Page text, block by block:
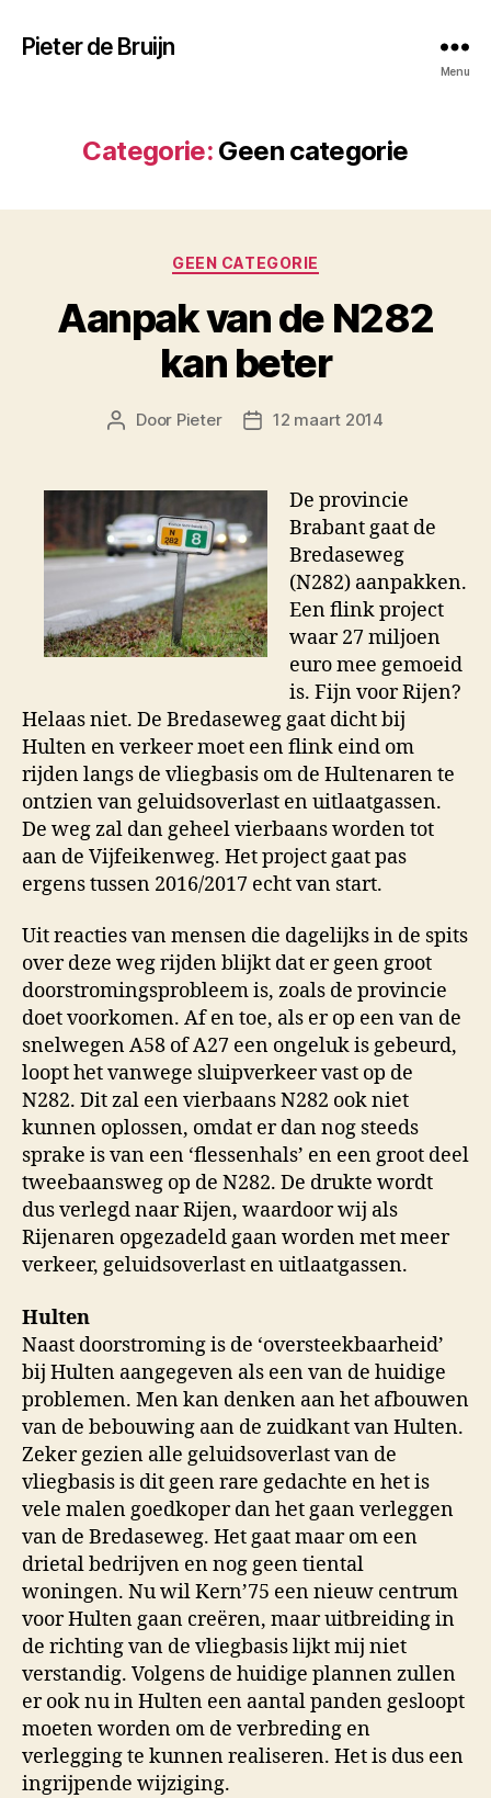
Pieter de Bruijn
Menu
Categorie: Geen categorie
Categorieën
GEEN CATEGORIE
Aanpak van de N282
kan beter
Berichtauteur
Door Pieter Berichtdatum
12 maart 2014
De provincie
Brabant gaat de
Bredaseweg
(N282) aanpakken.
Een flink project
waar 27 miljoen
euro mee gemoeid
is. Fijn voor Rijen?
Helaas niet. De Bredaseweg gaat dicht bij
Hulten en verkeer moet een flink eind om
rijden langs de vliegbasis om de Hultenaren te
ontzien van geluidsoverlast en uitlaatgassen.
De weg zal dan geheel vierbaans worden tot
aan de Vijfeikenweg. Het project gaat pas
ergens tussen 2016/2017 echt van start.
Uit reacties van mensen die dagelijks in de spits
over deze weg rijden blijkt dat er geen groot
doorstromingsprobleem is, zoals de provincie
doet voorkomen. Af en toe, als er op een van de
snelwegen A58 of A27 een ongeluk is gebeurd,
loopt het vanwege sluipverkeer vast op de
N282. Dit zal een vierbaans N282 ook niet
kunnen oplossen, omdat er dan nog steeds
sprake is van een ‘flessenhals’ en een groot deel
tweebaansweg op de N282. De drukte wordt
dus verlegd naar Rijen, waardoor wij als
Rijenaren opgezadeld gaan worden met meer
verkeer, geluidsoverlast en uitlaatgassen.
Hulten
Naast doorstroming is de ‘oversteekbaarheid’
bij Hulten aangegeven als een van de huidige
problemen. Men kan denken aan het afbouwen
van de bebouwing aan de zuidkant van Hulten.
Zeker gezien alle geluidsoverlast van de
vliegbasis is dit geen rare gedachte en het is
vele malen goedkoper dan het gaan verleggen
van de Bredaseweg. Het gaat maar om een
drietal bedrijven en nog geen tiental
woningen. Nu wil Kern’75 een nieuw centrum
voor Hulten gaan creëren, maar uitbreiding in
de richting van de vliegbasis lijkt mij niet
verstandig. Volgens de huidige plannen zullen
er ook nu in Hulten een aantal panden gesloopt
moeten worden om de verbreding en
verlegging te kunnen realiseren. Het is dus een
ingrijpende wijziging.